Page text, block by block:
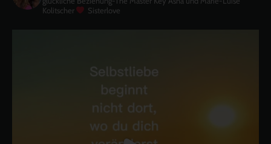
Kolitscher
Sisterlove